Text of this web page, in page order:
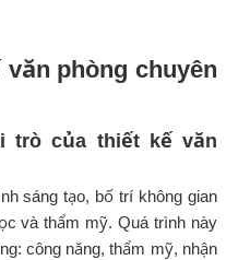
phòng chuyên
trò của thiết kế văn
sáng tạo, bố trí không gian
và thẩm mỹ. Quá trình này
công năng, thẩm mỹ, nhận